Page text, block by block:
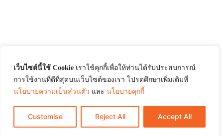
เว็บไซต์นี้ใช้ Cookie เราใช้คุกกี้เพื่อให้ท่านได้รับประสบการณ์
การใช้งานที่ดีที่สุดบนเว็บไซต์ของเรา โปรดศึกษาเพิ่มเติมที่
นโยบายความเป็นส่วนตัว และ นโยบายคุกกี้
Customise Reject All Accept All